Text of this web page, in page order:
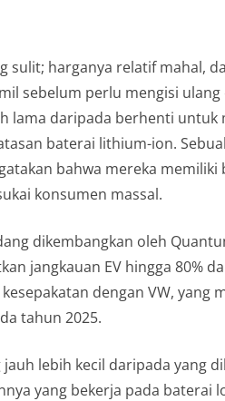
sulit; harganya relatif mahal,
sebelum perlu mengisi ulang
lama daripada berhenti untuk
baterai lithium-ion.
bahwa mereka memiliki
konsumen massal.
dikembangkan oleh
jangkauan EV hingga 80%
dengan VW, yang
tahun 2025.
lebih kecil daripada yang
yang bekerja pada baterai